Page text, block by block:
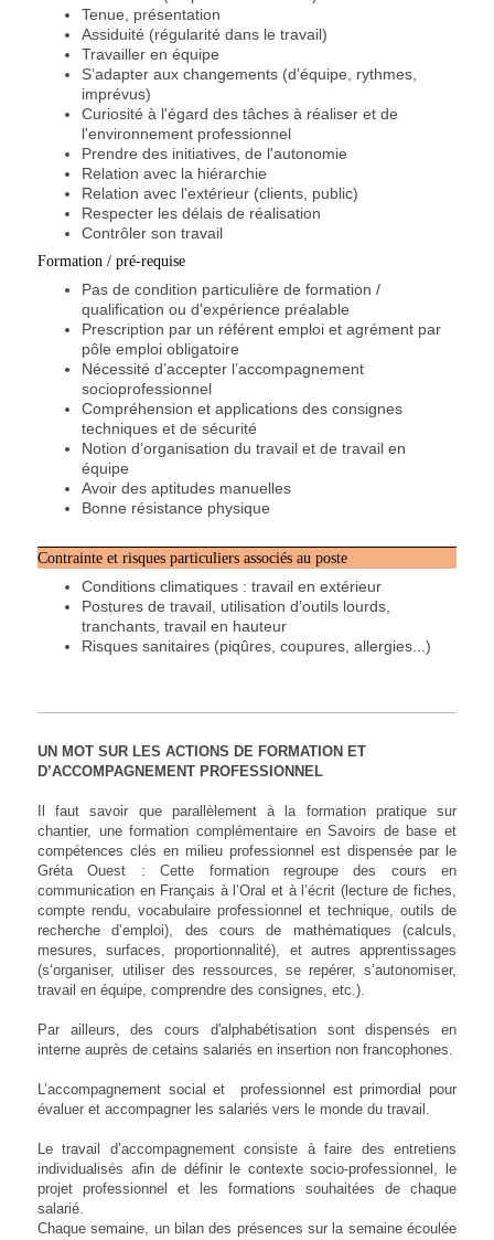
Tenue, présentation
Assiduité (régularité dans le travail)
Travailler en équipe
S’adapter aux changements (d'équipe, rythmes,
imprévus)
Curiosité à l'égard des tâches à réaliser et de
l'environnement professionnel
Prendre des initiatives, de l'autonomie
Relation avec la hiérarchie
Relation avec l'extérieur (clients, public)
Respecter les délais de réalisation
Contrôler son travail
Formation / pré-requise
Pas de condition particulière de formation /
qualification ou d'expérience préalable
Prescription par un référent emploi et agrément par
pôle emploi obligatoire
Nécessité d’accepter l’accompagnement
socioprofessionnel
Compréhension et applications des consignes
techniques et de sécurité
Notion d’organisation du travail et de travail en
équipe
Avoir des aptitudes manuelles
Bonne résistance physique
Contrainte et risques particuliers associés au poste
Conditions climatiques : travail en extérieur
Postures de travail, utilisation d’outils lourds,
tranchants, travail en hauteur
Risques sanitaires (piqûres, coupures, allergies...)
UN MOT SUR LES ACTIONS DE FORMATION ET
D’ACCOMPAGNEMENT PROFESSIONNEL
Il faut savoir que parallèlement à la formation pratique sur
chantier, une formation complémentaire en Savoirs de base et
compétences clés en milieu professionnel est dispensée par le
Gréta Ouest : Cette formation regroupe des cours en
communication en Français à l’Oral et à l’écrit (lecture de fiches,
compte rendu, vocabulaire professionnel et technique, outils de
recherche d’emploi), des cours de mathématiques (calculs,
mesures, surfaces, proportionnalité), et autres apprentissages
(s‘organiser, utiliser des ressources, se repérer, s’autonomiser,
travail en équipe, comprendre des consignes, etc.).
Par ailleurs, des cours d'alphabétisation sont dispensés en
interne auprès de cetains salariés en insertion non francophones.
L’accompagnement social et professionnel est primordial pour
évaluer et accompagner les salariés vers le monde du travail.
Le travail d’accompagnement consiste à faire des entretiens
individualisés afin de définir le contexte socio-professionnel, le
projet professionnel et les formations souhaitées de chaque
salarié.
Chaque semaine, un bilan des présences sur la semaine écoulée